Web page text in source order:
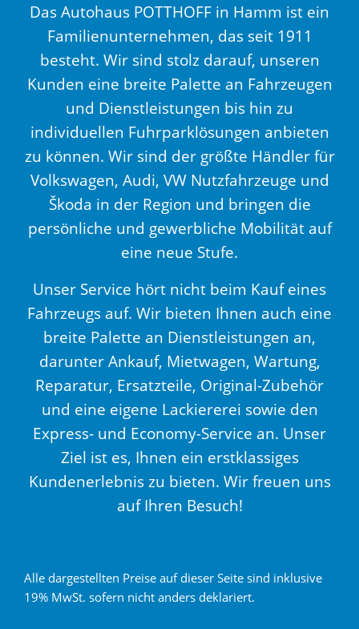
Das Autohaus POTTHOFF in Hamm ist ein
Familienunternehmen, das seit 1911
besteht. Wir sind stolz darauf, unseren
Kunden eine breite Palette an Fahrzeugen
und Dienstleistungen bis hin zu
individuellen Fuhrparklösungen anbieten
zu können. Wir sind der größte Händler für
Volkswagen, Audi, VW Nutzfahrzeuge und
Škoda in der Region und bringen die
persönliche und gewerbliche Mobilität auf
eine neue Stufe.
Unser Service hört nicht beim Kauf eines
Fahrzeugs auf. Wir bieten Ihnen auch eine
breite Palette an Dienstleistungen an,
darunter Ankauf, Mietwagen, Wartung,
Reparatur, Ersatzteile, Original-Zubehör
und eine eigene Lackiererei sowie den
Express- und Economy-Service an. Unser
Ziel ist es, Ihnen ein erstklassiges
Kundenerlebnis zu bieten. Wir freuen uns
auf Ihren Besuch!
Alle dargestellten Preise auf dieser Seite sind inklusive
19% MwSt. sofern nicht anders deklariert.